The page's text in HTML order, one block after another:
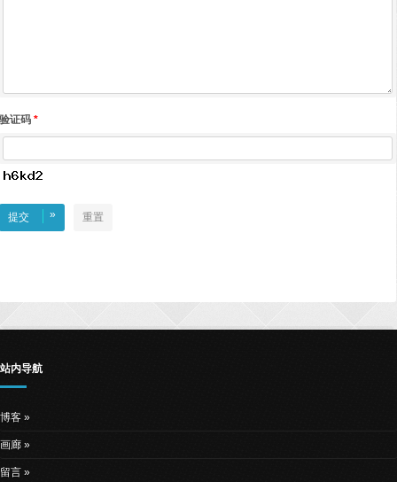
验证码 *
提交 » 重置
站内导航
博客
画廊
留言